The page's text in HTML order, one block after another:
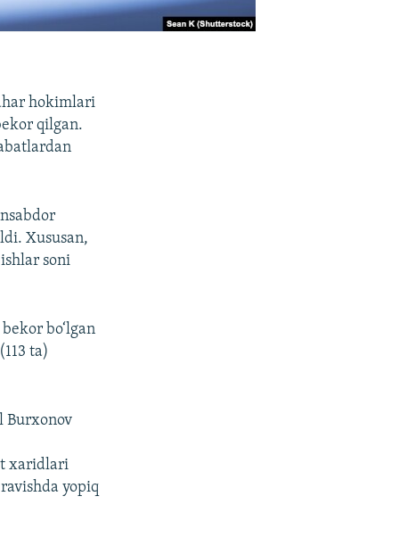
hokimlari
qilgan.
Xususan,
soni
bo‘lgan
ta)
Burxonov
xaridlari
yopiq